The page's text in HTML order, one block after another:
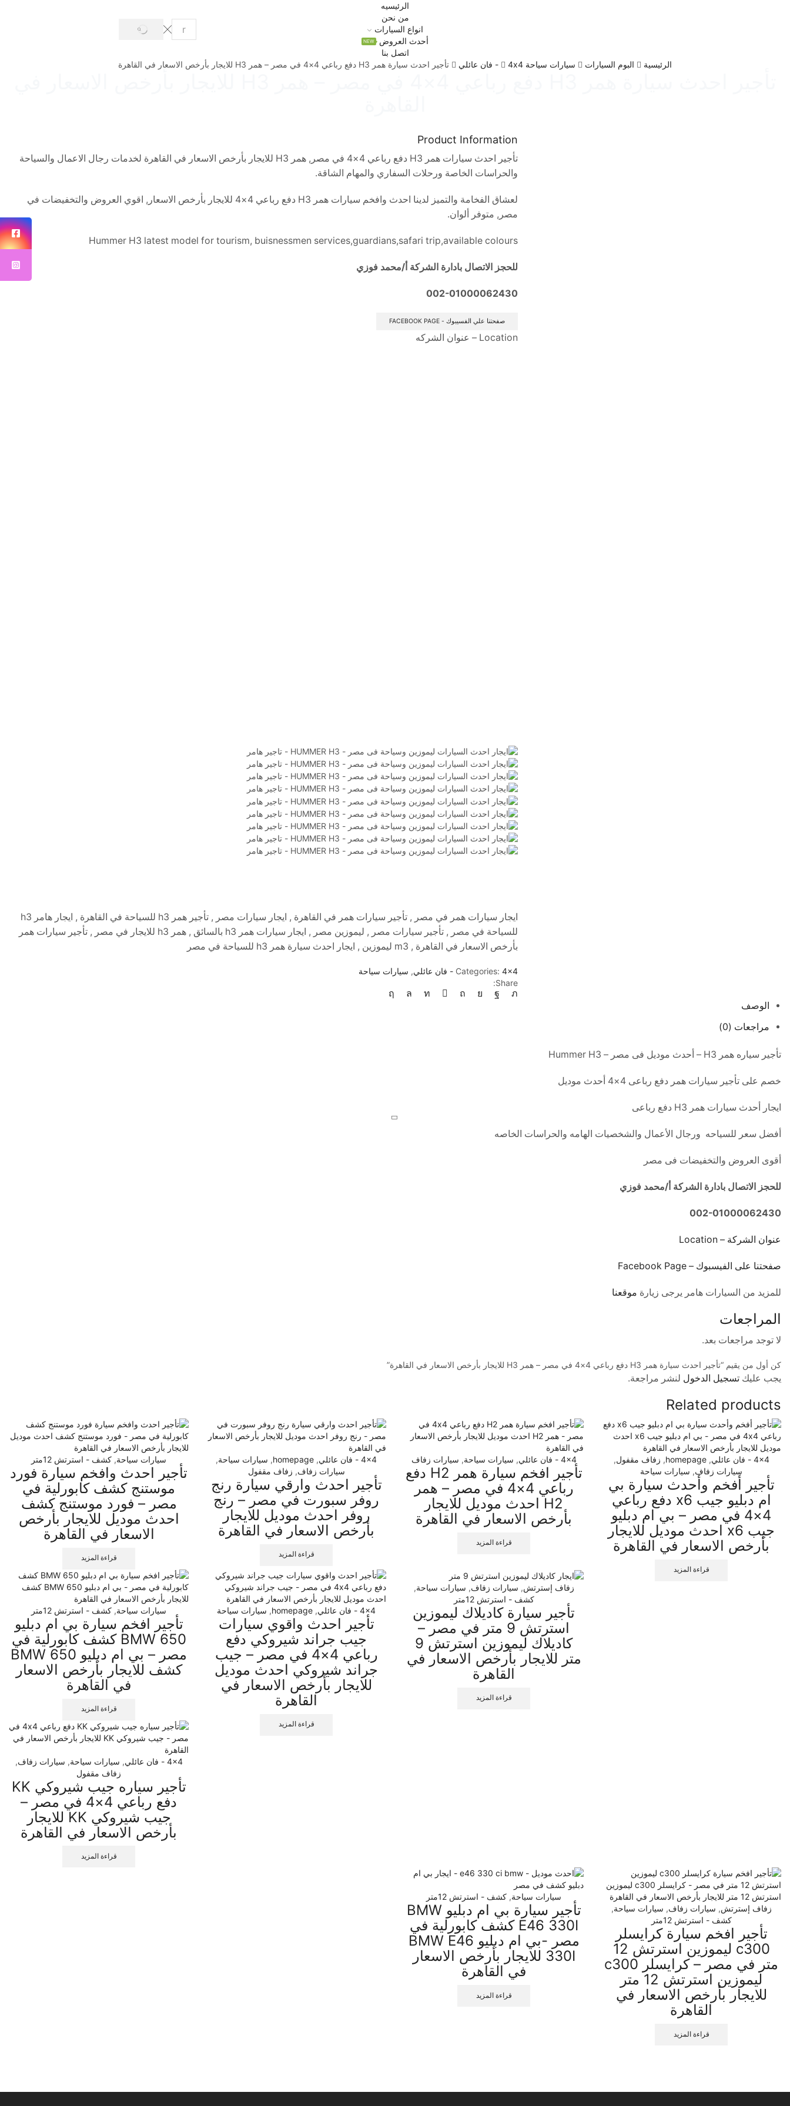
الرئيسيه
من نحن
انواع السيارات
أحدث العروض
NEW
اتصل بنا
Search
SEARCH
الرئيسية البوم السيارات سيارات سياحة 4x4 - فان عائلي تأجير احدث سيارة همر H3 دفع رباعي 4×4 في مصر – همر H3 للايجار بأرخص الاسعار في القاهرة
Product Information
تأجير احدث سيارات همر H3 دفع رباعي 4×4 في مصر, همر H3 للايجار بأرخص الاسعار في القاهرة لخدمات رجال الاعمال والسياحة
والحراسات الخاصة ورحلات السفاري والمهام الشاقة.
لعشاق الفخامة والتميز لدينا احدث وافخم سيارات همر H3 دفع رباعي 4×4 للايجار بأرخص الاسعار, اقوي العروض والتخفيضات في
مصر, متوفر ألوان.
Hummer H3 latest model for tourism, buisnessmen services,guardians,safari trip,available colours
للحجز الاتصال بادارة الشركة أ/محمد فوزي
002-01000062430
صفحتنا علي الفسيبوك - FACEBOOK PAGE
Location – عنوان الشركه
ايجار سيارات همر في مصر , تأجير سيارات همر في القاهرة , ايجار سيارات مصر , تأجير همر h3 للسياحة في القاهرة , ايجار هامر h3
للسياحة في مصر , تأجير سيارات مصر , ليموزين مصر , ايجار سيارات همر h3 بالسائق , همر h3 للايجار في مصر , تأجير سيارات همر
بأرخص الاسعار في القاهرة , m3 ليموزين , ايجار احدث سيارة همر h3 للسياحة في مصر
Categories: 4x4 - فان عائلي , سيارات سياحة
Share:
الوصف
مراجعات (0)
تأجير سياره همر H3 – أحدث موديل فى مصر – Hummer H3
خصم على تأجير سيارات همر دفع رباعى 4×4 أحدث موديل
ايجار أحدث سيارات همر H3 دفع رباعى
أفضل سعر للسياحه ورجال الأعمال والشخصيات الهامه والحراسات الخاصه
أقوى العروض والتخفيضات فى مصر
للحجز الاتصال بادارة الشركة أ/محمد فوزي
002-01000062430
عنوان الشركة – Location
صفحتنا على الفيسبوك – Facebook Page
للمزيد من السيارات هامر يرجى زيارة موقعنا
المراجعات
لا توجد مراجعات بعد.
كن أول من يقيم “تأجير احدث سيارة همر H3 دفع رباعي 4×4 في مصر – همر H3 للايجار بأرخص الاسعار في القاهرة”
يجب عليك تسجيل الدخول لنشر مراجعة.
Related products
4x4 - فان عائلي ,
homepage
, زفاف مقفول,
سيارات زفاف, سيارات سياحة
تأجير أفخم وأحدث سيارة بي
ام دبليو جيب x6 دفع رباعي
4×4 في مصر – بي ام دبليو
جيب x6 احدث موديل للايجار
بأرخص الاسعار في القاهرة
قراءة المزيد
4x4 - فان عائلي , سيارات سياحة, سيارات زفاف
تأجير افخم سيارة همر H2 دفع
رباعي 4×4 في مصر – همر
H2 احدث موديل للايجار
بأرخص الاسعار في القاهرة
قراءة المزيد
4x4 - فان عائلي ,
homepage
, سيارات سياحة,
سيارات زفاف, زفاف مقفول
تأجير احدث وارقي سيارة رنج
روفر سبورت في مصر – رنج
روفر احدث موديل للايجار
بأرخص الاسعار في القاهرة
قراءة المزيد
سيارات سياحة, كشف - استرتش 12متر
تأجير احدث وافخم سيارة فورد
موستنج كشف كابورلية في
مصر – فورد موستنج كشف
احدث موديل للايجار بأرخص
الاسعار في القاهرة
قراءة المزيد
زفاف إسترتش, سيارات زفاف, سيارات سياحة,
كشف - استرتش 12متر
تأجير سيارة كاديلاك ليموزين
استرتش 9 متر في مصر –
كاديلاك ليموزين استرتش 9
متر للايجار بأرخص الاسعار في
القاهرة
قراءة المزيد
4x4 - فان عائلي ,
homepage
, سيارات سياحة
تأجير احدث واقوي سيارات
جيب جراند شيروكي دفع
رباعي 4×4 في مصر – جيب
جراند شيروكي احدث موديل
للايجار بأرخص الاسعار في
القاهرة
قراءة المزيد
سيارات سياحة, كشف - استرتش 12متر
تأجير افخم سيارة بي ام دبليو
BMW 650 كشف كابورلية في
مصر – بي ام دبليو BMW 650
كشف للايجار بأرخص الاسعار
في القاهرة
قراءة المزيد
4x4 - فان عائلي , سيارات سياحة, سيارات زفاف,
زفاف مقفول
تأجير سياره جيب شيروكي KK
دفع رباعي 4×4 في مصر –
جيب شيروكي KK للايجار
بأرخص الاسعار في القاهرة
قراءة المزيد
زفاف إسترتش, سيارات زفاف, سيارات سياحة,
كشف - استرتش 12متر
تأجير افخم سيارة كرايسلر
c300 ليموزين استرتش 12
متر في مصر – كرايسلر c300
ليموزين استرتش 12 متر
للايجار بأرخص الاسعار في
القاهرة
قراءة المزيد
سيارات سياحة, كشف - استرتش 12متر
تأجير سيارة بي ام دبليو BMW
E46 330I كشف كابورلية في
مصر -بي ام دبليو BMW E46
330I للايجار بأرخص الاسعار
في القاهرة
قراءة المزيد